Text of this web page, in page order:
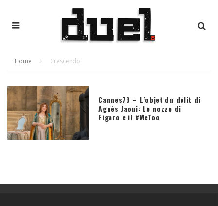
Home Crescendo
Cannes79 – L’objet du délit di
Agnès Jaoui: Le nozze di
Figaro e il #MeToo